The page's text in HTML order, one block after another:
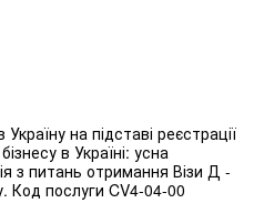
на підставі реєстрації
в Україні: усна
з питань отримання Візи Д -
Код послуги CV4-04-00